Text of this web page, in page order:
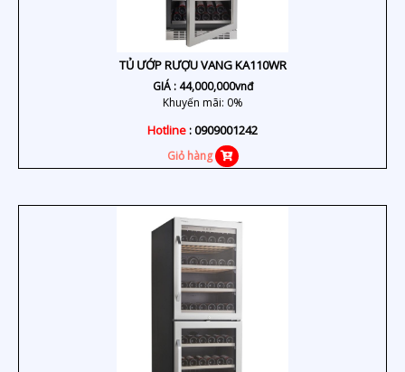
TỦ ƯỚP RƯỢU VANG KA110WR
GIÁ : 44,000,000vnđ
Khuyến mãi: 0%
Hotline: 0909001242
Giỏ hàng